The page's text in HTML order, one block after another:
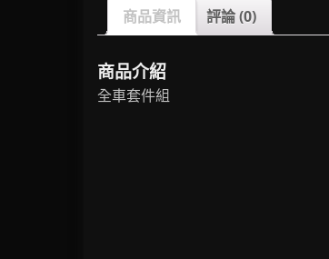
商品資訊 評論 (0)
商品介紹
全車套件組